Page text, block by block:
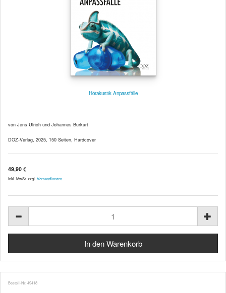
Hörakustik Anpassfälle
von Jens Ulrich und Johannes Burkart
DOZ-Verlag, 2025, 150 Seiten, Hardcover
49,90 €
inkl. MwSt. zzgl. Versandkosten
Bestell-Nr. 49418